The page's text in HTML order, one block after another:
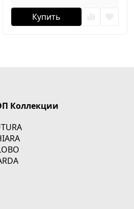
Купить
Коллекции